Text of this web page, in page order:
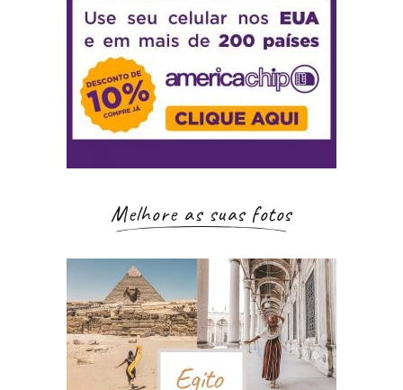
Melhore as suas fotos